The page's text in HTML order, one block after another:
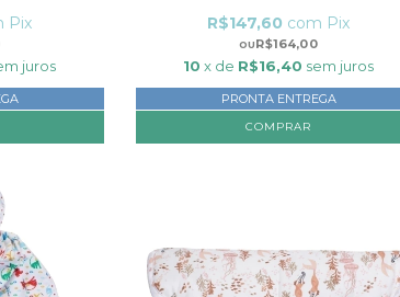
Pix
juros
R$164,00
R$147,60 com Pix
10 x de R$16,40 sem juros
PRONTA ENTREGA